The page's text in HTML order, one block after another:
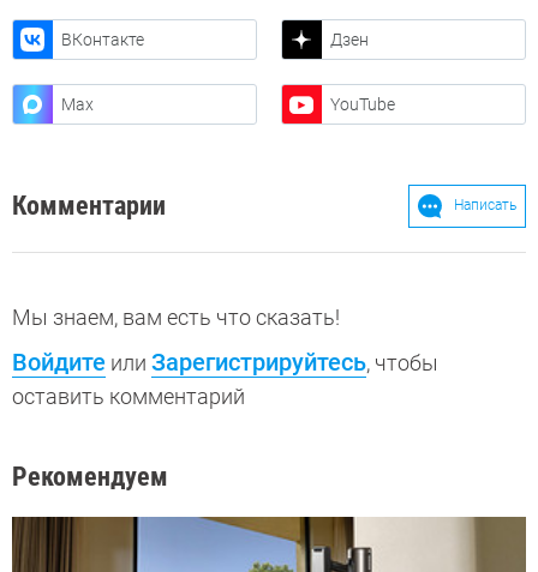
ВКонтакте Дзен
Max YouTube
Комментарии Написать
Мы знаем, вам есть что сказать!
Войдите или Зарегистрируйтесь, чтобы
оставить комментарий
Рекомендуем